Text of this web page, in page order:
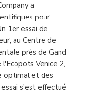
a
pour
1er essai de
au Centre de
près de Gand
Venice 2,
optimal et des
s'est effectué